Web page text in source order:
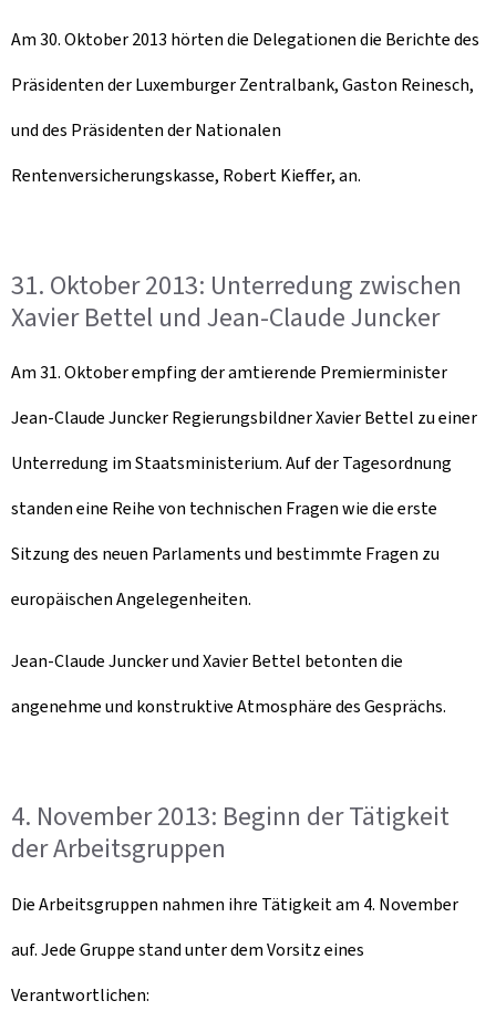
Am 30. Oktober 2013 hörten die Delegationen die Berichte des
Präsidenten der Luxemburger Zentralbank, Gaston Reinesch,
und des Präsidenten der Nationalen
Rentenversicherungskasse, Robert Kieffer, an.
31. Oktober 2013: Unterredung zwischen
Xavier Bettel und Jean-Claude Juncker
Am 31. Oktober empfing der amtierende Premierminister
Jean-Claude Juncker Regierungsbildner Xavier Bettel zu einer
Unterredung im Staatsministerium. Auf der Tagesordnung
standen eine Reihe von technischen Fragen wie die erste
Sitzung des neuen Parlaments und bestimmte Fragen zu
europäischen Angelegenheiten.
Jean-Claude Juncker und Xavier Bettel betonten die
angenehme und konstruktive Atmosphäre des Gesprächs.
4. November 2013: Beginn der Tätigkeit
der Arbeitsgruppen
Die Arbeitsgruppen nahmen ihre Tätigkeit am 4. November
auf. Jede Gruppe stand unter dem Vorsitz eines
Verantwortlichen: